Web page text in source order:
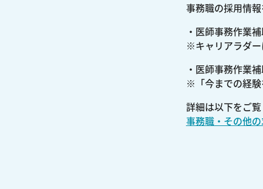
事務職の採用情
・医師事務作業
※キャリアラダー
・医師事務作業
※「今までの経験
詳細は以下をご
事務職・その他